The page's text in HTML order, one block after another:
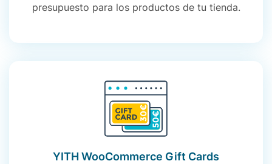
presupuesto para los productos de tu tienda.
YITH WooCommerce Gift Cards